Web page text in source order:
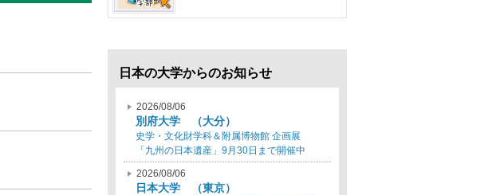
日本の大学からのお知らせ
2026/08/06
別府大学 （大分）
史学・文化財学科＆附属博物館 企画展
「九州の日本遺産」9月30日まで開催中
2026/08/06
日本大学 （東京）